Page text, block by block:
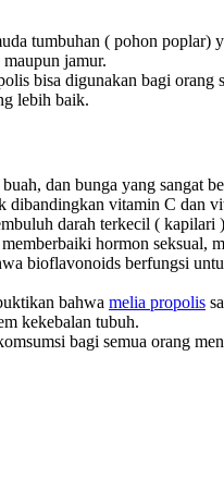
tumbuhan ( pohon
jamur.
bisa digunakan bagi
lebih baik.
dan bunga yang sangat
vitamin C dan
darah terkecil ( kapilari
hormon seksual,
bioflavonoids berfungsi
bahwa melia propolis
kekebalan tubuh.
bagi semua orang